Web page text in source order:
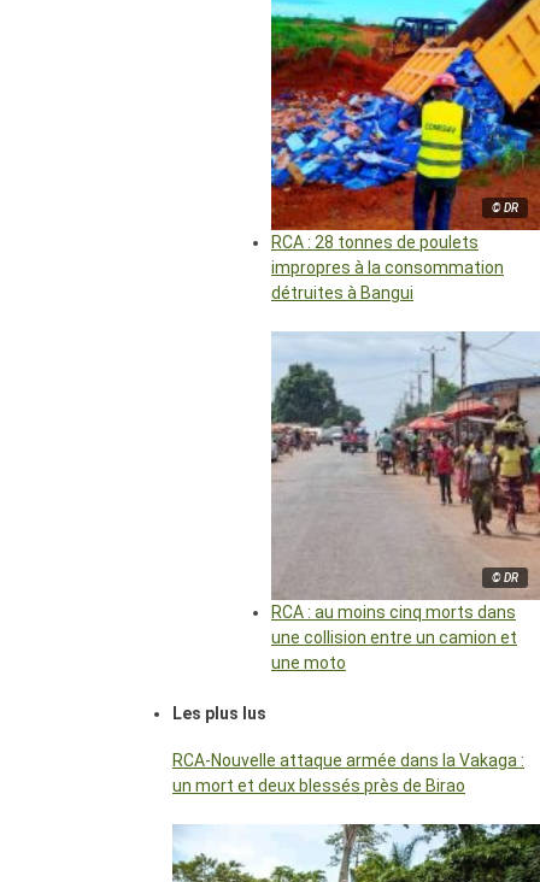
© DR
RCA : 28 tonnes de poulets
impropres à la consommation
détruites à Bangui
© DR
RCA : au moins cinq morts dans
une collision entre un camion et
une moto
Les plus lus
RCA-Nouvelle attaque armée dans la Vakaga :
un mort et deux blessés près de Birao